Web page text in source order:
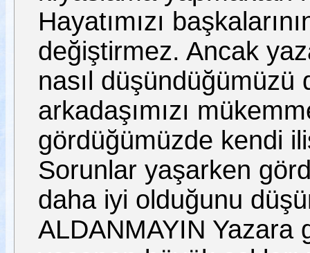
Hayatımızı
değiştirmez. Ancak
nasıl
arkadaşımızı
gördüğümüzde kendi
Sorunlar yaşarken
daha iyi olduğunu
ALDANMAYIN Yazara